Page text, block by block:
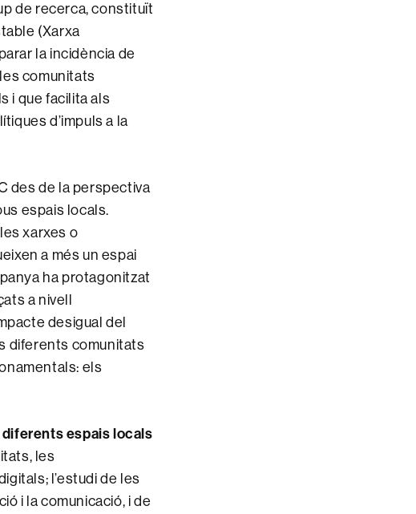
de recerca, constituït
(Xarxa
la incidència de
comunitats
i que facilita als
d’impuls a la
des de la perspectiva
espais locals.
xarxes o
a més un espai
ha protagonitzat
a nivell
desigual del
diferents comunitats
els
espais locals
les
l’estudi de les
i la comunicació, i de